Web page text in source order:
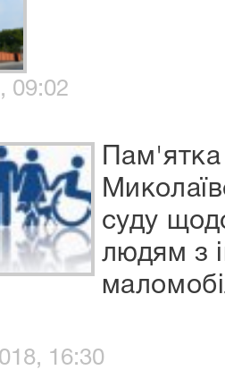
09:02
суду
людям з
16:30